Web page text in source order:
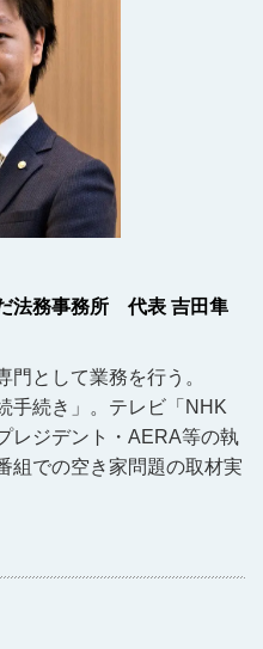
法務事務所 代表 吉田隼
門として業務を行う。
手続き」。テレビ「NHK
レジデント・AERA等の執
組での空き家問題の取材実